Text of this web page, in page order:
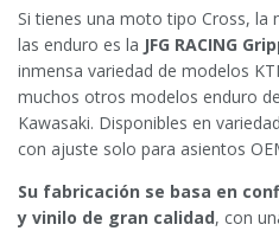
Si tienes una moto tipo Cross, la
las enduro es la JFG RACING
inmensa variedad de modelos
muchos otros modelos enduro
Kawasaki. Disponibles en
con ajuste solo para asientos
Su fabricación se basa en
y vinilo de gran calidad, con